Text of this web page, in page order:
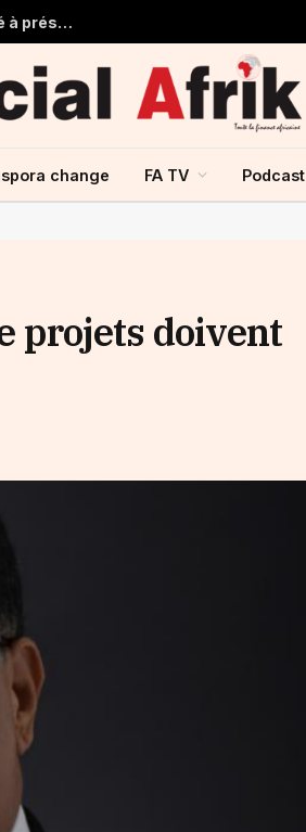
Guinée et monnaie unique de la CEDEAO : une souveraineté à préserver, une intégration à repenser
change FA TV Podcast
projets doivent